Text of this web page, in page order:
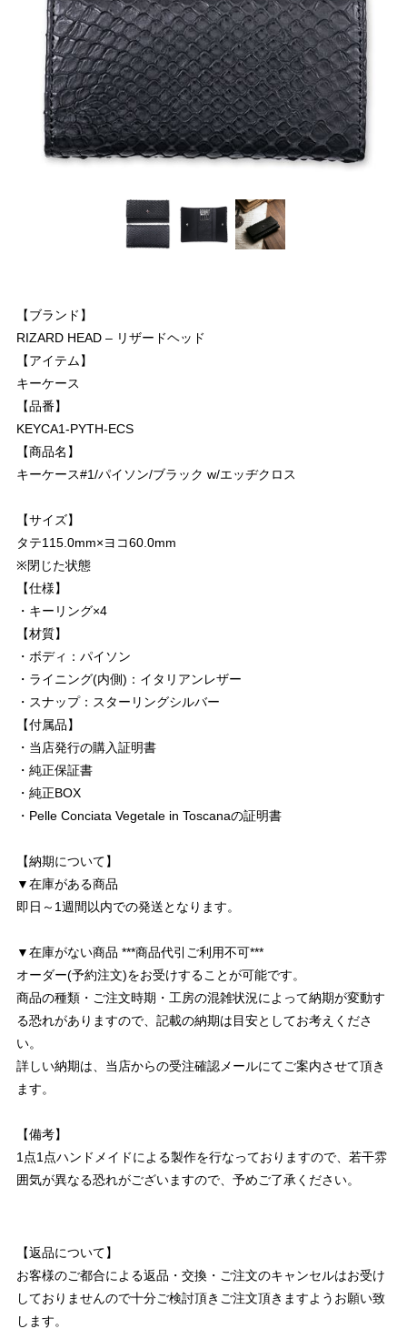
【ブランド】
RIZARD HEAD – リザードヘッド
【アイテム】
キーケース
【品番】
KEYCA1-PYTH-ECS
【商品名】
キーケース#1/パイソン/ブラック w/エッヂクロス
【サイズ】
タテ115.0mm×ヨコ60.0mm
※閉じた状態
【仕様】
・キーリング×4
【材質】
・ボディ：パイソン
・ライニング(内側)：イタリアンレザー
・スナップ：スターリングシルバー
【付属品】
・当店発行の購入証明書
・純正保証書
・純正BOX
・Pelle Conciata Vegetale in Toscanaの証明書
【納期について】
▼在庫がある商品
即日～1週間以内での発送となります。
▼在庫がない商品 ***商品代引ご利用不可***
オーダー(予約注文)をお受けすることが可能です。
商品の種類・ご注文時期・工房の混雑状況によって納期が変動す
る恐れがありますので、記載の納期は目安としてお考えくださ
い。
詳しい納期は、当店からの受注確認メールにてご案内させて頂き
ます。
【備考】
1点1点ハンドメイドによる製作を行なっておりますので、若干雰
囲気が異なる恐れがございますので、予めご了承ください。
【返品について】
お客様のご都合による返品・交換・ご注文のキャンセルはお受け
しておりませんので十分ご検討頂きご注文頂きますようお願い致
します。